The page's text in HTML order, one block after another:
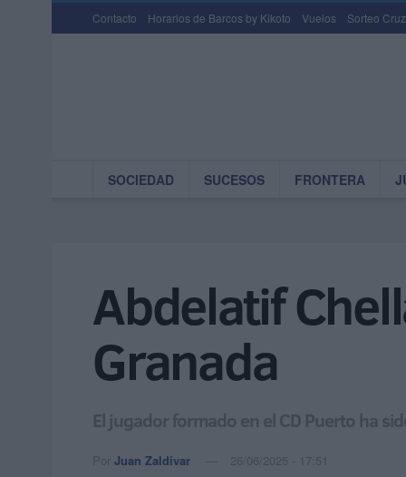
Contacto Horarios de Barcos by Kikoto Vuelos Sorteo
SOCIEDAD SUCESOS FRONTERA
Abdelatif
Granada
El jugador formado en el CD Puerto ha
Por Juan Zaldívar 26/06/2025 - 17:51